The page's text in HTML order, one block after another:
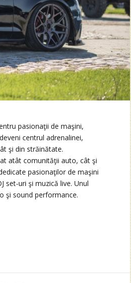
pasionaţii de maşini,
centrul adrenalinei,
şi din străinătate.
atât comunităţii auto, cât şi
pasionaţilor de maşini
set-uri şi muzică live. Unul
şi sound performance.